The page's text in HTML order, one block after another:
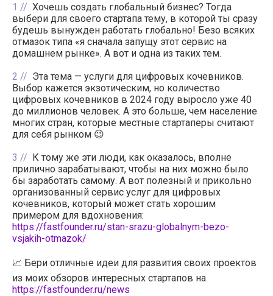
1
Хочешь создать глобальный бизнес? Тогда
выбери для своего стартапа тему, в которой ты сразу
будешь вынужден работать глобально! Безо всяких
отмазок типа «я сначала запущу этот сервис на
домашнем рынке». А вот и одна из таких тем.
2
Эта тема — услуги для цифровых кочевников.
Выбор кажется экзотическим, но количество
цифровых кочевников в 2024 году выросло уже 40
до миллионов человек. А это больше, чем население
многих стран, которые местные стартаперы считают
для себя рынком 😉
3
К тому же эти люди, как оказалось, вполне
прилично зарабатывают, чтобы на них можно было
бы заработать самому. А вот полезный и прикольно
организованный сервис услуг для цифровых
кочевников, который может стать хорошим
примером для вдохновения:
https://fastfounder.ru/stan-srazu-globalnym-bezo-
vsjakih-otmazok/
📈 Бери отличные идеи для развития своих проектов
из моих обзоров интересных стартапов на
https://fastfounder.ru/news